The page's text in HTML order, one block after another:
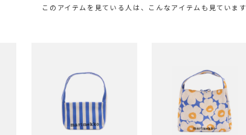
このアイテムを見ている人は、こんなアイテムも見ています